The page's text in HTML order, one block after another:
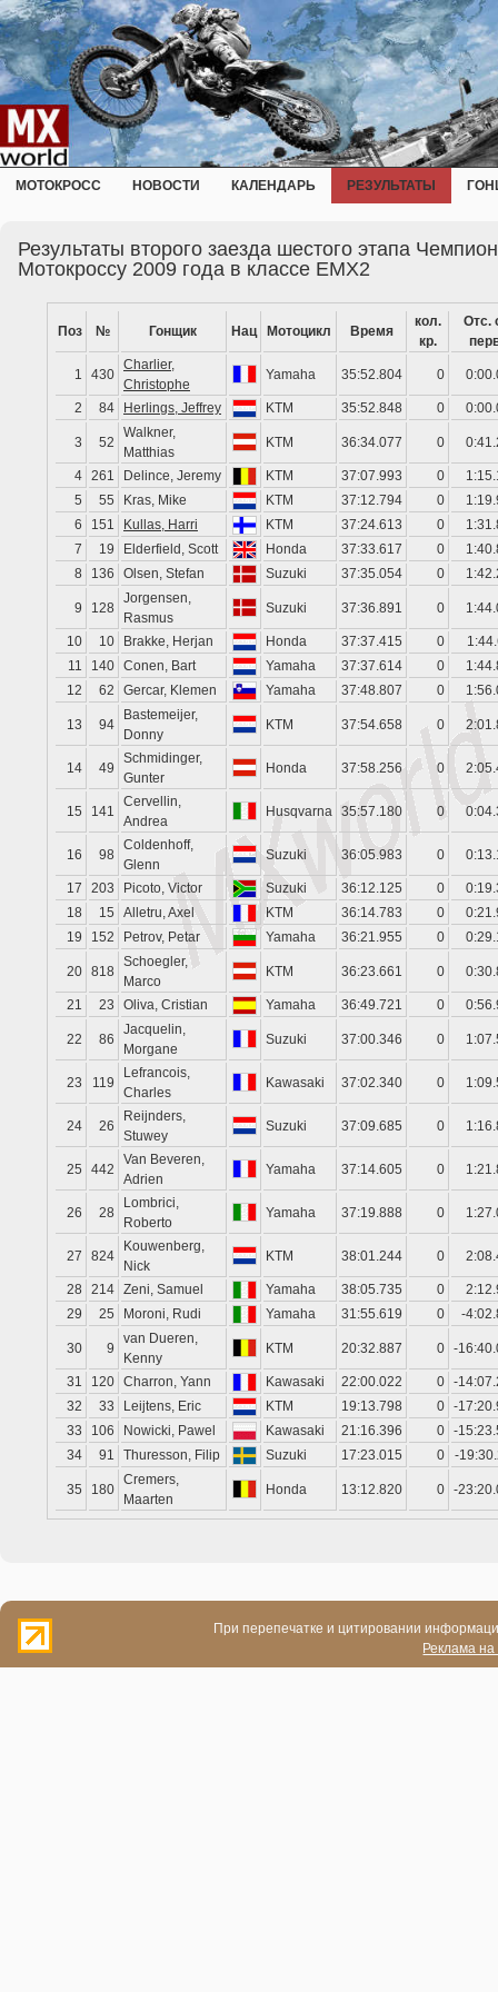
МОТОКРОСС НОВОСТИ КАЛЕНДАРЬ РЕЗУЛЬТАТЫ
Результаты второго заезда шестого этапа
Мотокроссу 2009 года в классе EMX2
Поз № Гонщик Нац Мотоцикл Время
кол.
кр.
Отс.
1 430
Charlier,
Christophe
Yamaha 35:52.804 0
2 84 Herlings, Jeffrey KTM 35:52.848 0
3 52
Walkner,
Matthias
KTM 36:34.077 0
4 261 Delince, Jeremy KTM 37:07.993 0
5
55 Kras, Mike KTM 37:12.794 0
6
151 Kullas, Harri KTM 37:24.613 0
7
19 Elderfield, Scott Honda 37:33.617 0
8
136 Olsen, Stefan Suzuki 37:35.054 0
9 128
Jorgensen,
Rasmus
Suzuki 37:36.891 0
10 10 Brakke, Herjan Honda 37:37.415 0
11
140 Conen, Bart Yamaha 37:37.614 0
12
62 Gercar, Klemen Yamaha 37:48.807 0
13 94
Bastemeijer,
Donny
KTM 37:54.658 0
14 49
Schmidinger,
Gunter
Honda 37:58.256 0
15 141
Cervellin,
Andrea
Husqvarna 35:57.180 0
16 98
Coldenhoff,
Glenn
Suzuki 36:05.983 0
17 203 Picoto, Victor Suzuki 36:12.125 0
18
15 Alletru, Axel KTM 36:14.783 0
19
152 Petrov, Petar Yamaha 36:21.955 0
20 818
Schoegler,
Marco
KTM 36:23.661 0
21 23 Oliva, Cristian Yamaha 36:49.721 0
22 86
Jacquelin,
Morgane
Suzuki 37:00.346 0
23 119
Lefrancois,
Charles
Kawasaki 37:02.340 0
24 26
Reijnders,
Stuwey
Suzuki 37:09.685 0
25 442
Van Beveren,
Adrien
Yamaha 37:14.605 0
26 28
Lombrici,
Roberto
Yamaha 37:19.888 0
27 824
Kouwenberg,
Nick
KTM 38:01.244 0
28 214 Zeni, Samuel Yamaha 38:05.735 0
29
25 Moroni, Rudi Yamaha 31:55.619 0 -
30 9
van Dueren,
Kenny
KTM 20:32.887 0 -
31 120 Charron, Yann Kawasaki 22:00.022 0 -
32
33 Leijtens, Eric KTM 19:13.798 0 -
33
106 Nowicki, Pawel Kawasaki 21:16.396 0 -
34
91 Thuresson, Filip Suzuki 17:23.015 0 -
35 180
Cremers,
Maarten
Honda 13:12.820 0 -
При перепечатке и цитировании
Реклама на